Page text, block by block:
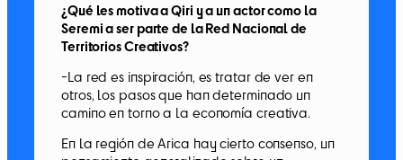
¿Qué les motiva a Qiri y a un actor como la
Seremi a ser parte de la Red Nacional de
Territorios Creativos?
-La red es inspiración, es tratar de ver en
otros, los pasos que han determinado un
camino en torno a la economía creativa.
En la región de Arica hay cierto consenso, un